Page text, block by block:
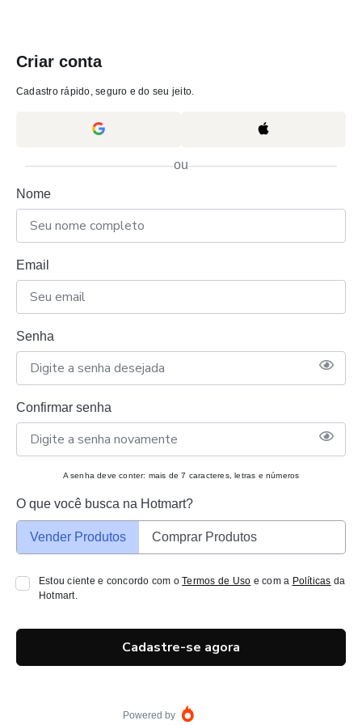
Criar conta
Cadastro rápido, seguro e do seu jeito.
ou
Nome
Email
Senha
Confirmar senha
A senha deve conter: mais de 7 caracteres, letras e números
O que você busca na Hotmart?
Vender Produtos Comprar Produtos
Estou ciente e concordo com oTermos de Uso e com a Políticas da
Hotmart.
Cadastre-se agora
Powered by